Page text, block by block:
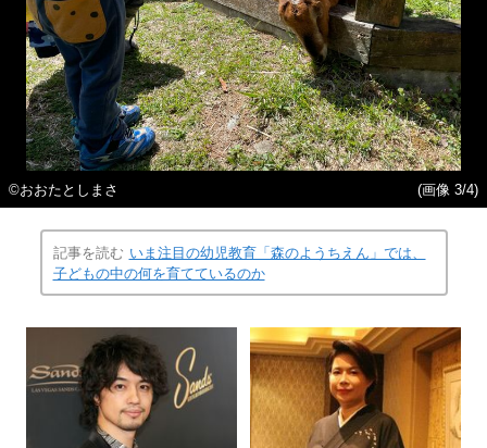
©️おおたとしまさ (画像 3/4)
記事を読む いま注目の幼児教育「森のようちえん」では、
子どもの中の何を育てているのか